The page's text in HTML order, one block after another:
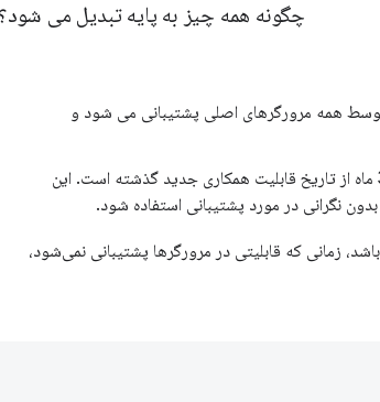
چگونه همه چیز به پایه تبدیل می شود؟
همه مرورگرهای اصلی پشتیبانی می شود و
30 ماه از تاریخ قابلیت همکاری جدید گذشته است. این
نگرانی در مورد پشتیبانی استفاده شود.
زمانی که قابلیتی در مرورگرها پشتیبانی نمی‌شود،